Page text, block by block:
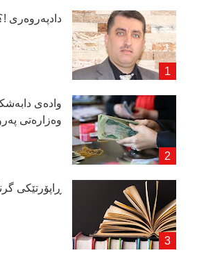
دادپەروەری
وادەی
وەزارەتی
ڕاپۆرتێكی